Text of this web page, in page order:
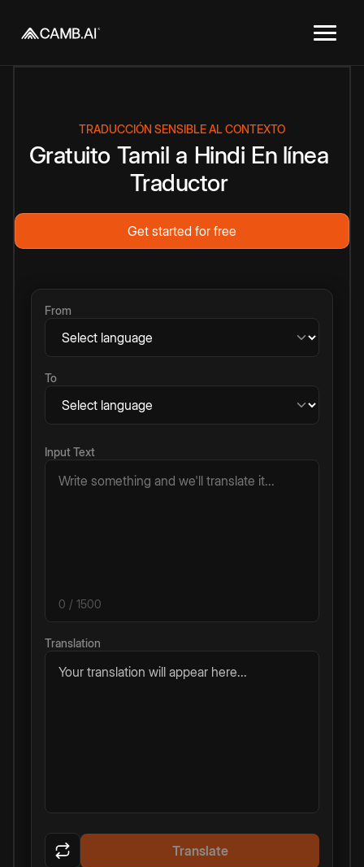
TRADUCCIÓN SENSIBLE AL CONTEXTO
Gratuito Tamil a Hindi En línea
Traductor
Get started for free
From
To
Input Text
0 / 1500
Translation
Your translation will appear here...
Translate